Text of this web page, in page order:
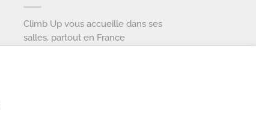
Climb Up vous accueille dans ses
salles, partout en France